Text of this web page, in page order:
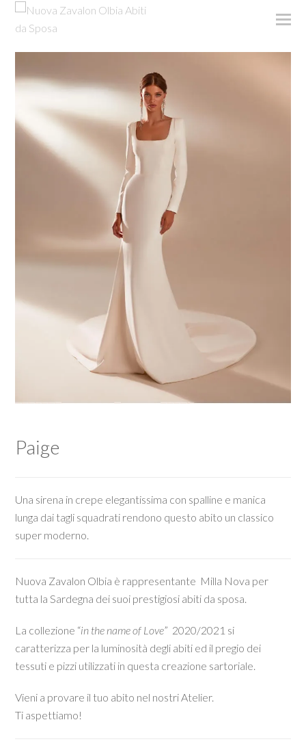
Paige
Una sirena in crepe elegantissima con spalline e manica
lunga dai tagli squadrati rendono questo abito un classico
super moderno.
Nuova Zavalon Olbia è rappresentante Milla Nova per
tutta la Sardegna dei suoi prestigiosi abiti da sposa.
La collezione “in the name of Love” 2020/2021 si
caratterizza per la luminosità degli abiti ed il pregio dei
tessuti e pizzi utilizzati in questa creazione sartoriale.
Vieni a provare il tuo abito nel nostri Atelier.
Ti aspettiamo!